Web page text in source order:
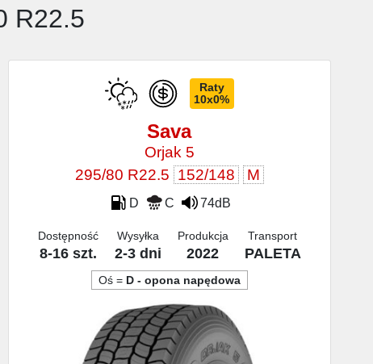
R22.5
Raty
10x0%
Sava
Orjak 5
295/80 R22.5 152/148 M
D C 74dB
Dostępność
8-16 szt.
Wysyłka
2-3 dni
Produkcja
2022
Transport
PALETA
Oś = D - opona napędowa